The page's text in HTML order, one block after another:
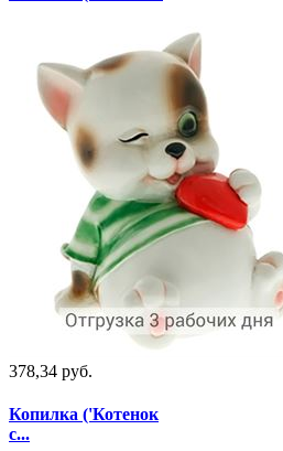
378,34 руб.
Копилка ('Котенок
с...